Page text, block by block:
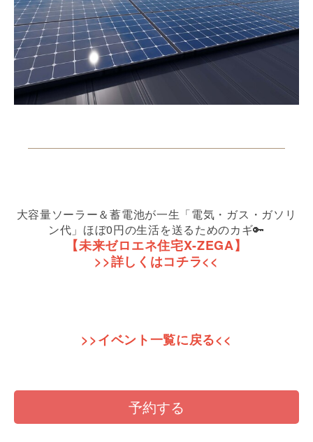
大容量ソーラー＆蓄電池が一生「電気・ガス・ガソリ
ン代」ほぼ0円の生活を送るためのカギ🔑
【未来ゼロエネ住宅X-ZEGA】
>>詳しくはコチラ<<
>>イベント一覧に戻る<<
予約する